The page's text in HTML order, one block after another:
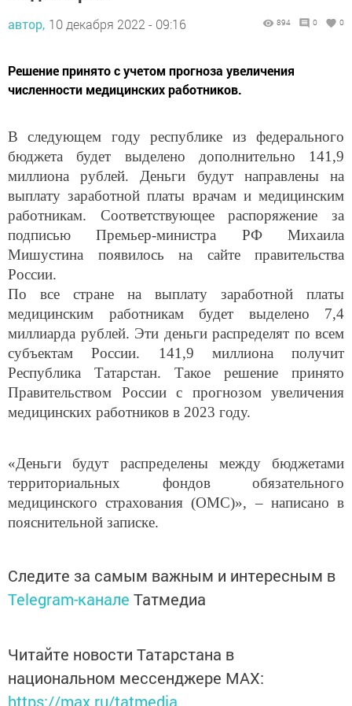
автор, 10 декабря 2022 - 09:16
Решение принято с учетом прогноза увеличения
численности медицинских работников.
В следующем году республике из федерального
бюджета будет выделено дополнительно 141,9
миллиона рублей. Деньги будут направлены на
выплату заработной платы врачам и медицинским
работникам. Соответствующее распоряжение за
подписью Премьер-министра РФ Михаила
Мишустина появилось на сайте правительства
России.
По все стране на выплату заработной платы
медицинским работникам будет выделено 7,4
миллиарда рублей. Эти деньги распределят по всем
субъектам России. 141,9 миллиона получит
Республика Татарстан. Такое решение принято
Правительством России с прогнозом увеличения
медицинских работников в 2023 году.
«Деньги будут распределены между бюджетами
территориальных фондов обязательного
медицинского страхования (ОМС)», – написано в
пояснительной записке.
Следите за самым важным и интересным в
Telegram-канале Татмедиа
Читайте новости Татарстана в
национальном мессенджере MАХ:
https://max.ru/tatmedia